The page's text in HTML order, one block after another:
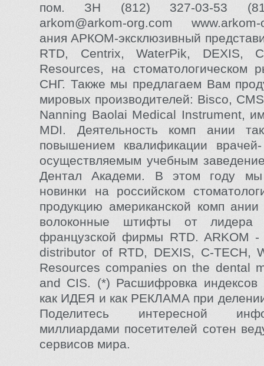
пом. ЗН (812) 327-03-53
arkom@arkom-org.com
ания АРКОМ-эксклюзивный
RTD, Centrix, WaterPik, DEXIS,
Resources, на стоматологическом
СНГ. Также мы предлагаем Вам
мировых производителей: Bisco,
Nanning Baolai Medical Instrument,
MDI. Деятельность комп ании
повышением квалификации врачей-
осуществляемым учебным
Дентал Академи. В этом году мы
новинки на российском
продукцию американской комп ании
волоконные штифты от лидера
французской фирмы RTD. ARKOM
distributor of RTD, DEXIS, C-TECH,
Resources companies on the dental
and CIS. (*) Расшифровка
как ИДЕЯ и как РЕКЛАМА при
Поделитесь интересной
миллиардами посетителей сотен
сервисов мира.